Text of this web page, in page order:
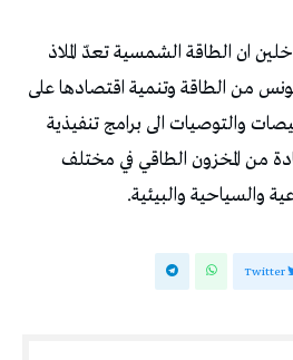
ان الطاقة الشمسية تعدّ الملاذ
من الطاقة وتنمية اقتصادها على
والتوصيات الى برامج تنفيذية
من المخزون الطاقي في مختلف
والسياحية والبيئية.
Twitter